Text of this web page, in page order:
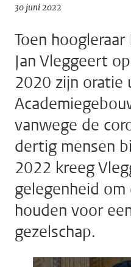
30 juni 2022
Toen
Jan Vleggeert
2020 zijn oratie
vanwege de
dertig mensen
2022 kreeg
gelegenheid
houden voor
gezelschap.